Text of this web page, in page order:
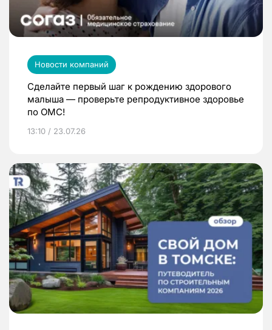
Новости компаний
Сделайте первый шаг к рождению здорового
малыша — проверьте репродуктивное здоровье
по ОМС!
13:10 / 23.07.26